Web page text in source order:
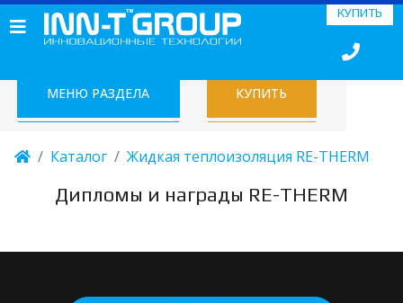
КУПИТЬ
МЕНЮ РАЗДЕЛА КУПИТЬ
Каталог Жидкая теплоизоляция RE-THERM
Дипломы и награды RE-THERM